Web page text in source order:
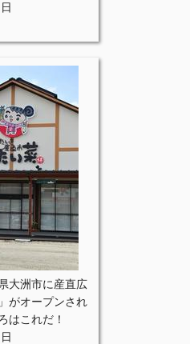
大洲市に産直広
がオープンされ
これだ！